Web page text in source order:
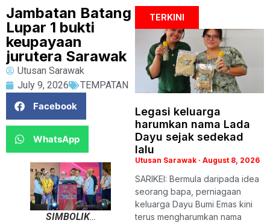
Jambatan Batang
Lupar 1 bukti
keupayaan
jurutera Sarawak
Utusan Sarawak
July 9, 2026
TEMPATAN
Facebook
WhatsApp
SIMBOLIK…
TERKINI
Legasi keluarga
harumkan nama Lada
Dayu sejak sedekad
lalu
Utusan Sarawak August 8, 2026
SARIKEI: Bermula daripada idea
seorang bapa, perniagaan
keluarga Dayu Bumi Emas kini
terus mengharumkan nama